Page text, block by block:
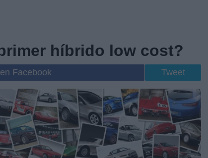
híbrido low cost?
Facebook Tweet